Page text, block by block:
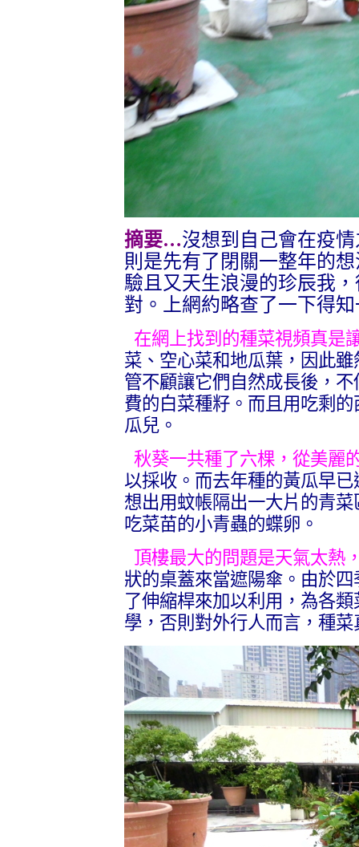
摘要…沒想到自己會在疫
則是先有了閉關一整年的
驗且又天生浪漫的珍辰我
對。上網約略查了一下得
在網上找到的種菜視頻真是
菜、空心菜和地瓜葉，因此
管不顧讓它們自然成長後，
費的白菜種籽。而且用吃剩
瓜兒。
秋葵一共種了六棵，從美麗
以採收。而去年種的黃瓜早
想出用蚊帳隔出一大片的青
吃菜苗的小青蟲的蝶卵。
頂樓最大的問題是天氣太熱
狀的桌蓋來當遮陽傘。由於
了伸縮桿來加以利用，為各
學，否則對外行人而言，種